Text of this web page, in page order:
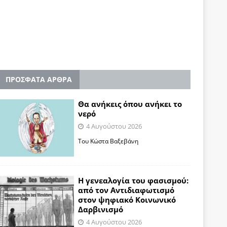
ΠΡΟΣΦΑΤΑ ΑΡΘΡΑ
Θα ανήκεις όπου ανήκει το
νερό
4 Αυγούστου 2026
Του Κώστα Βαξεβάνη
Η γενεαλογία του φασισμού:
από τον Αντιδιαφωτισμό
στον ψηφιακό Κοινωνικό
Δαρβινισμό
4 Αυγούστου 2026